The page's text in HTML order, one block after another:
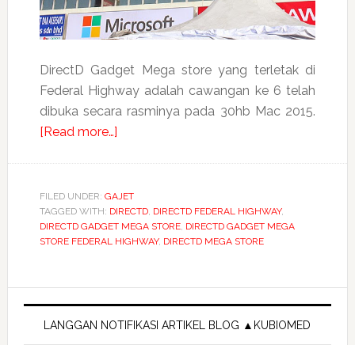
DirectD Gadget Mega store yang terletak di
Federal Highway adalah cawangan ke 6 telah
dibuka secara rasminya pada 30hb Mac 2015.
[Read more…]about
harga
murah
dari
FILED UNDER: GAJET
TAGGED WITH: DIRECTD, DIRECTD FEDERAL HIGHWAY,
DIRECTD GADGET MEGA STORE, DIRECTD GADGET MEGA
STORE FEDERAL HIGHWAY, DIRECTD MEGA STORE
Primary
Sidebar
LANGGAN NOTIFIKASI ARTIKEL BLOG ▲KUBIOMED